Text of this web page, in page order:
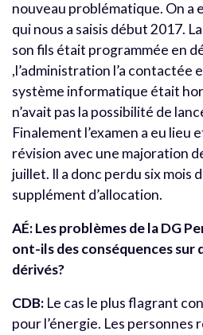
nouveau problématique. On a
qui nous a saisis début 2017.
son fils était programmée en
,l’administration l’a contactée
système informatique était
n’avait pas la possibilité de
Finalement l’examen a eu lieu
révision avec une majoration
juillet. Il a donc perdu six mois
supplément d’allocation.
AÉ: Les problèmes de la DG
ont-ils des conséquences sur
dérivés?
CDB: Le cas le plus flagrant
pour l’énergie. Les personnes